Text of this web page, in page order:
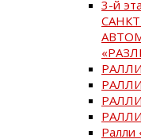
3-й
Ралли